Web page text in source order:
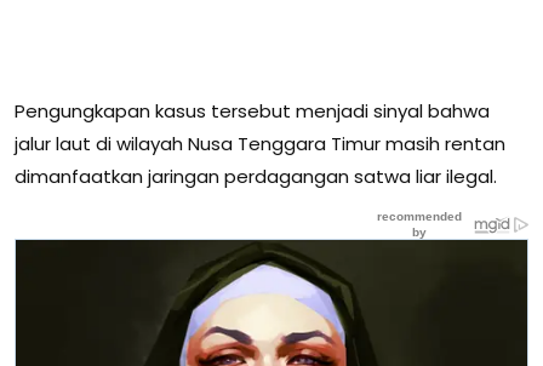
Pengungkapan kasus tersebut menjadi sinyal bahwa
jalur laut di wilayah Nusa Tenggara Timur masih rentan
dimanfaatkan jaringan perdagangan satwa liar ilegal.